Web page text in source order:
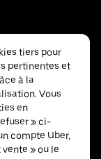
tiers pour
pertinentes et
à la
Vous
en
» ci-
compte Uber,
» ou le